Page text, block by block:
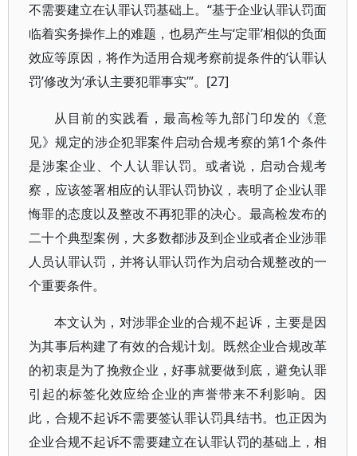
不需要建立在认罪认罚基础上。“基于企业认罪认罚面
临着实务操作上的难题，也易产生与‘定罪’相似的负面
效应等原因，将作为适用合规考察前提条件的‘认罪认
罚’修改为‘承认主要犯罪事实’”。[27]
从目前的实践看，最高检等九部门印发的《意
见》规定的涉企犯罪案件启动合规考察的第1个条件
是涉案企业、个人认罪认罚。或者说，启动合规考
察，应该签署相应的认罪认罚协议，表明了企业认罪
悔罪的态度以及整改不再犯罪的决心。最高检发布的
二十个典型案例，大多数都涉及到企业或者企业涉罪
人员认罪认罚，并将认罪认罚作为启动合规整改的一
个重要条件。
本文认为，对涉罪企业的合规不起诉，主要是因
为其事后构建了有效的合规计划。既然企业合规改革
的初衷是为了挽救企业，好事就要做到底，避免认罪
引起的标签化效应给企业的声誉带来不利影响。因
此，合规不起诉不需要签认罪认罚具结书。也正因为
企业合规不起诉不需要建立在认罪认罚的基础上，相